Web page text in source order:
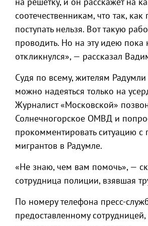
соотечественникам, что так, как
поступать нельзя. Вот такую
проводить. Но на эту идею пока
откликнулся», — рассказал
Судя по всему, жителям Радумли
можно надеяться только на
Журналист «Московской»
Солнечногорское ОМВД и
прокомментировать ситуацию с
мигрантов в Радумле.
«Не знаю, чем вам помочь», —
сотрудница полиции, взявшая
По номеру телефона пресс-
предоставленному